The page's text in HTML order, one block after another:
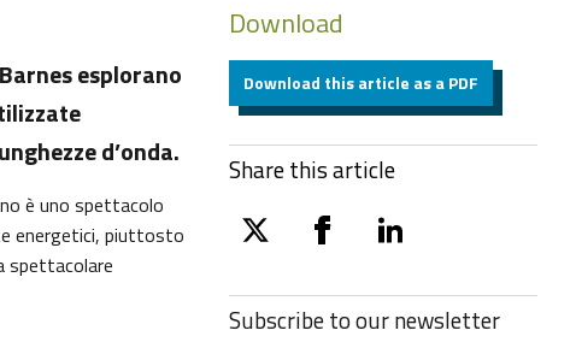
esplorano
d’onda.
è uno spettacolo
energetici, piuttosto
spettacolare
Download
Download this article as a PDF
Share this article
twitter facebooklinkedin
Subscribe to ournewsletter